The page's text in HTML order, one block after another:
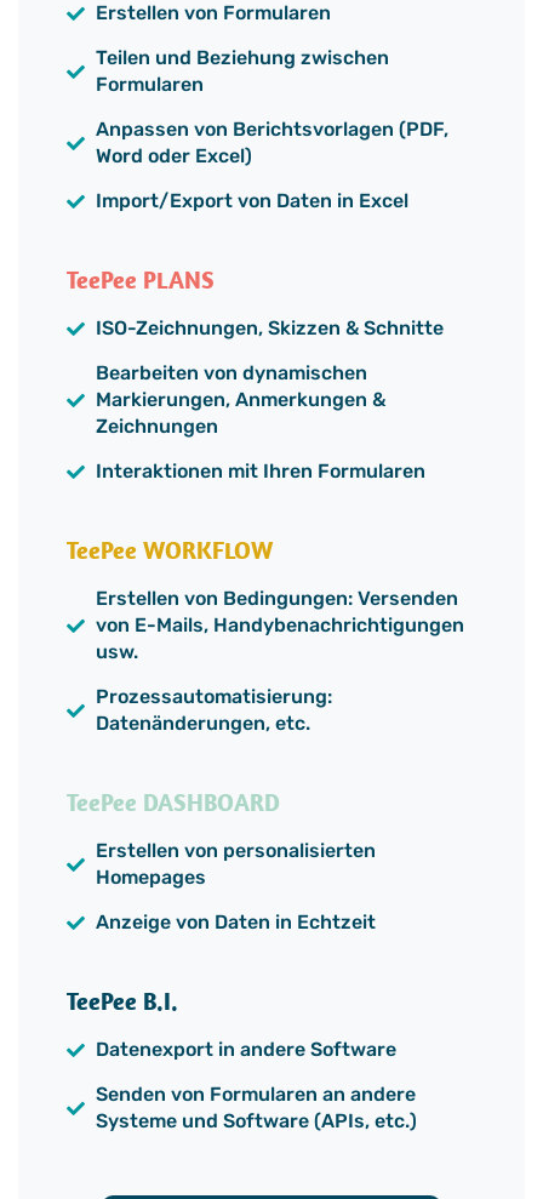
Erstellen von Formularen
Teilen und Beziehung zwischen
Formularen
Anpassen von Berichtsvorlagen (PDF,
Word oder Excel)
Import/Export von Daten in Excel
TeePee PLANS
ISO-Zeichnungen, Skizzen & Schnitte
Bearbeiten von dynamischen
Markierungen, Anmerkungen &
Zeichnungen
Interaktionen mit Ihren Formularen
TeePee WORKFLOW
Erstellen von Bedingungen: Versenden
von E-Mails, Handybenachrichtigungen
usw.
Prozessautomatisierung:
Datenänderungen, etc.
TeePee DASHBOARD
Erstellen von personalisierten
Homepages
Anzeige von Daten in Echtzeit
TeePee B.I.
Datenexport in andere Software
Senden von Formularen an andere
Systeme und Software (APIs, etc.)